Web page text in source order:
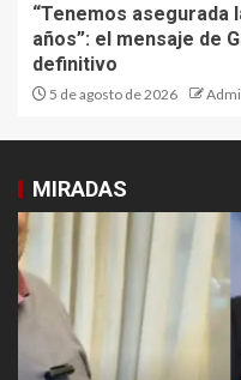
“Tenemos asegurada
años”: el mensaje de
definitivo
5 de agosto de 2026
MIRADAS